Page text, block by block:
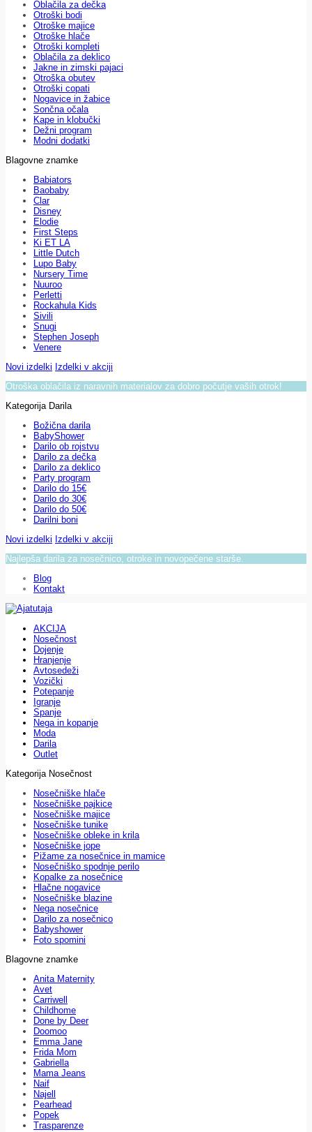
Oblačila za dečka
Otroški bodi
Otroške majice
Otroške hlače
Otroški kompleti
Oblačila za deklico
Jakne in zimski pajaci
Otroška obutev
Otroški copati
Nogavice in žabice
Sončna očala
Kape in klobučki
Dežni program
Modni dodatki
Blagovne znamke
Babiators
Baobaby
Clar
Disney
Elodie
First Steps
Ki ET LA
Little Dutch
Lupo Baby
Nursery Time
Nuuroo
Perletti
Rockahula Kids
Sivili
Snugi
Stephen Joseph
Venere
Novi izdelki Izdelki v akciji
Otroška oblačila iz naravnih materialov za dobro počutje vaših otrok!
Kategorija Darila
Božična darila
BabyShower
Darilo ob rojstvu
Darilo za dečka
Darilo za deklico
Party program
Darilo do 15€
Darilo do 30€
Darilo do 50€
Darilni boni
Novi izdelki Izdelki v akciji
Najlepša darila za nosečnico, otroke in novopečene starše.
Blog
Kontakt
AKCIJA
Nosečnost
Dojenje
Hranjenje
Avtosedeži
Vozički
Potepanje
Igranje
Spanje
Nega in kopanje
Moda
Darila
Outlet
Kategorija Nosečnost
Nosečniške hlače
Nosečniške pajkice
Nosečniške majice
Nosečniške tunike
Nosečniške obleke in krila
Nosečniške jope
Pižame za nosečnice in mamice
Nosečniško spodnje perilo
Kopalke za nosečnice
Hlačne nogavice
Nosečniške blazine
Nega nosečnice
Darilo za nosečnico
Babyshower
Foto spomini
Blagovne znamke
Anita Maternity
Avet
Carriwell
Childhome
Done by Deer
Doomoo
Emma Jane
Frida Mom
Gabriella
Mama Jeans
Naif
Najell
Pearhead
Popek
Trasparenze